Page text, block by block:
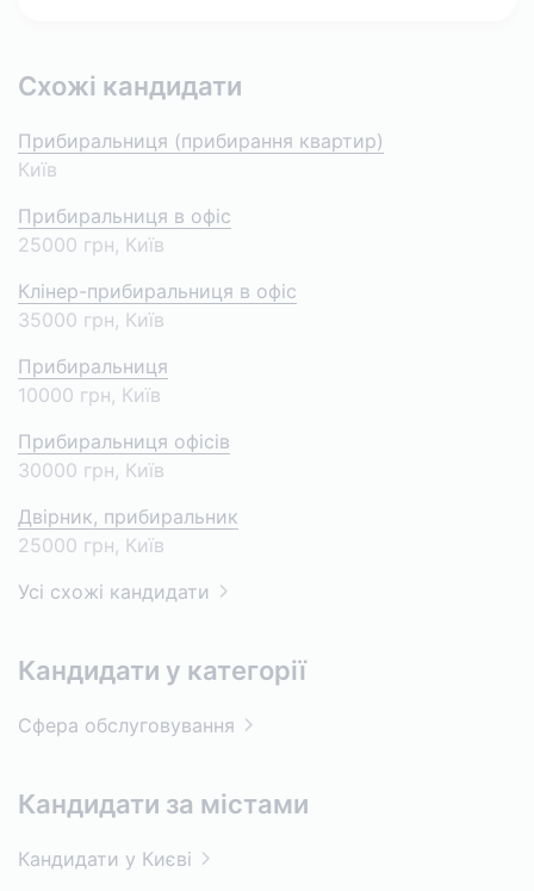
Схожі кандидати
Прибиральниця (прибирання квартир)
Київ
Прибиральниця в офіс
25000 грн, Київ
Клінер-прибиральниця в офіс
35000 грн, Київ
Прибиральниця
10000 грн, Київ
Прибиральниця офісів
30000 грн, Київ
Двірник, прибиральник
25000 грн, Київ
Усі схожі кандидати
Кандидати у категорії
Сфера обслуговування
Кандидати за містами
Кандидати у Києві